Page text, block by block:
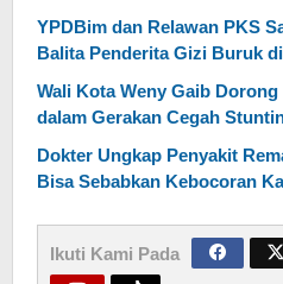
YPDBim dan Relawan PKS
Balita Penderita Gizi Buruk
Wali Kota Weny Gaib
dalam Gerakan Cegah
Dokter Ungkap Penyakit
Bisa Sebabkan Kebocoran
Ikuti Kami Pada